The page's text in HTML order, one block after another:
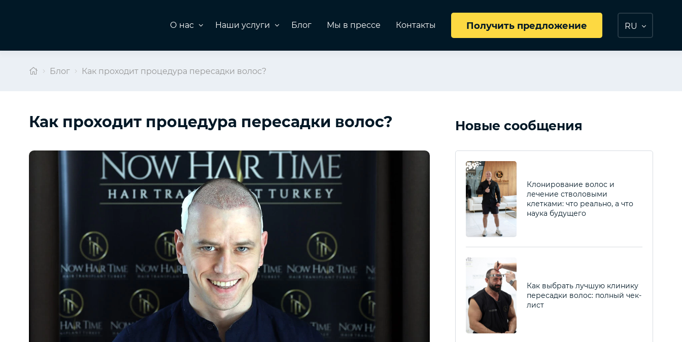
О нас Наши услуги Блог Мы в прессе Контакты Получить предложение RU
Блог Как проходит процедура пересадки волос?
Как проходит процедура пересадки волос? Новые сообщения
Клонирование волос и
лечение стволовыми
клетками: что реально, а что
наука будущего
Как выбрать лучшую клинику
пересадки волос: полный чек-
лист